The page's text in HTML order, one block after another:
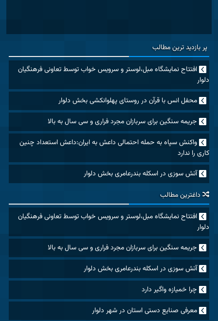
پر بازدید ترین مطالب
افتتاح نمایشگاه مبل،لوستر و سرویس خواب توسط تعاونی فرهنگیان
دلوار
محفل انس با قرآن در روستای پهلوانکشی بخش دلوار
جریمه سنگین برای سربازان مجرد فراری و سی سال به بالا
واکنش سپاه به حمله احتمالی داعش به ایران:داعش استعداد چنین
کاری را ندارد
آتش سوزی در اسکله بندرعامری بخش دلوار
داغترین مطالب
افتتاح نمایشگاه مبل،لوستر و سرویس خواب توسط تعاونی فرهنگیان
دلوار
جریمه سنگین برای سربازان مجرد فراری و سی سال به بالا
آتش سوزی در اسکله بندرعامری بخش دلوار
چرا خمیازه واگیر دارد
معرفی صنایع دستی استان در شهر دلوار